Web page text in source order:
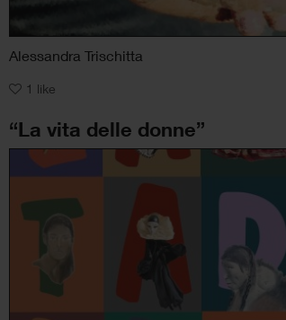
Alessandra Trischitta
1 like
“La vita delle donne”